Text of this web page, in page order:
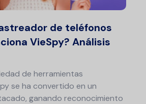
de teléfonos
VieSpy? Análisis
de herramientas
se ha convertido en un
ganando reconocimiento